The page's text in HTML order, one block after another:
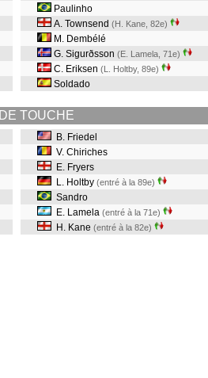
Paulinho
A. Townsend (H. Kane, 82e)
M. Dembélé
G. Sigurðsson (E. Lamela, 71e)
C. Eriksen (L. Holtby, 89e)
Soldado
TOUCHE
B. Friedel
V. Chiriches
E. Fryers
L. Holtby (entré à la 89e)
Sandro
E. Lamela (entré à la 71e)
H. Kane (entré à la 82e)